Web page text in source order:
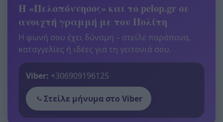
Η «Πελοπόννησος» και το pelop.gr σε
ανοιχτή γραμμή με τον Πολίτη
Η φωνή σου έχει δύναμη – στείλε παράπονα,
καταγγελίες ή ιδέες για τη γειτονιά σου.
Viber: +306909196125
Στείλε μήνυμα στο Viber